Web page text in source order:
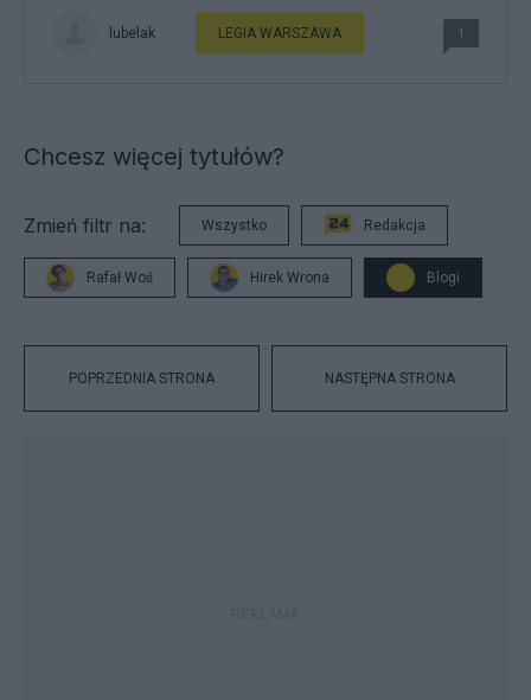
lubelak LEGIA WARSZAWA 1
Chcesz więcej tytułów?
Zmień filtr na: Wszystko Redakcja
Rafał Woś Hirek Wrona Blogi
POPRZEDNIA STRONA NASTĘPNA STRONA